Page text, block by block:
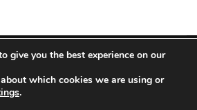
rymdorganisationen. Alla rättigheter
give you the best experience on our
which cookies we are using or
.